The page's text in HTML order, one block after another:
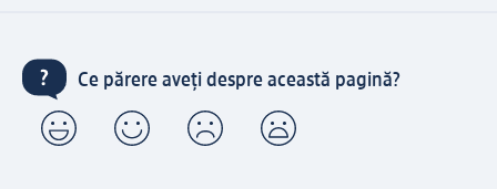
Ce părere aveți despre această pagină?